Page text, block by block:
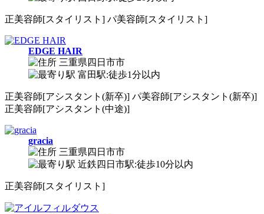
正美容師[スタイリスト] パ美容師[スタイリスト]
EDGE HAIR
三重県四日市市
富田駅:徒歩1分以内
正美容師[アシスタント(新卒)] パ美容師[アシスタント(新卒)]
正美容師[アシスタント(中途)]
gracia
三重県四日市市
近鉄四日市駅:徒歩10分以内
正美容師[スタイリスト]